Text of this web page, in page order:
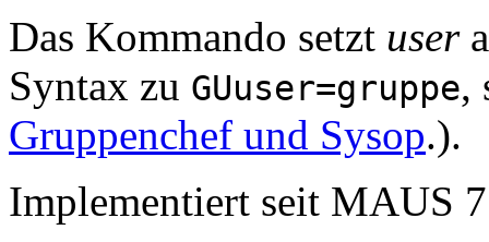
Das Kommando setzt user
Syntax zu GUuser=gruppe,
Gruppenchef und Sysop.).
Implementiert seit MAUS